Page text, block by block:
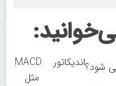
شود؟
اندیکاتور MACD
مثل